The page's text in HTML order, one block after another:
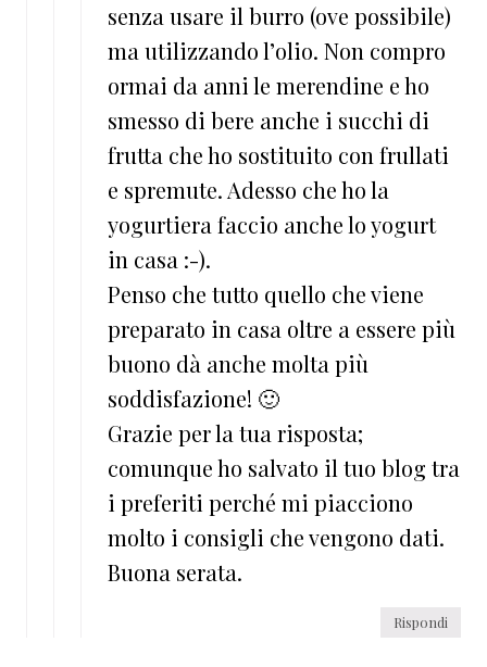
senza usare il burro (ove possibile)
ma utilizzando l’olio. Non compro
ormai da anni le merendine e ho
smesso di bere anche i succhi di
frutta che ho sostituito con frullati
e spremute. Adesso che ho la
yogurtiera faccio anche lo yogurt
in casa :-).
Penso che tutto quello che viene
preparato in casa oltre a essere più
buono dà anche molta più
soddisfazione! 🙂
Grazie per la tua risposta;
comunque ho salvato il tuo blog tra
i preferiti perché mi piacciono
molto i consigli che vengono dati.
Buona serata.
Rispondi